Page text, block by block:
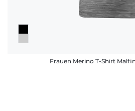
Frauen Merino T-Shirt